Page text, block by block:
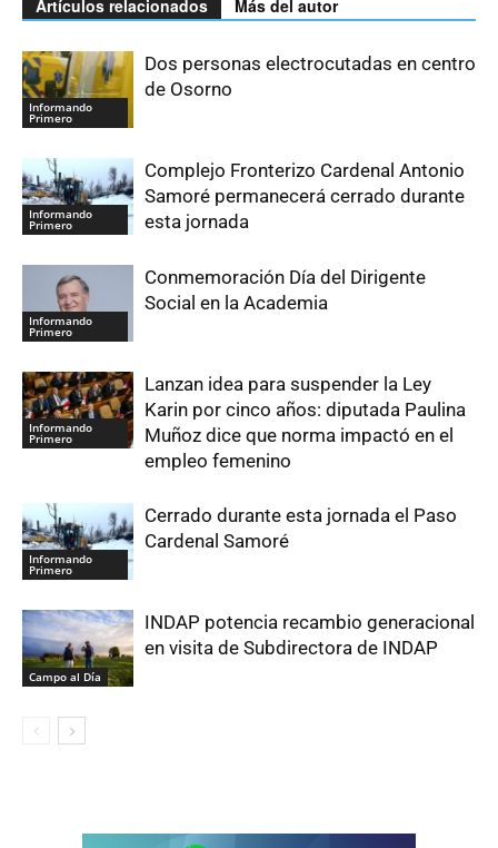
Artículos relacionados Más del autor
Informando
Primero
Dos personas electrocutadas en centro
de Osorno
Informando
Primero
Complejo Fronterizo Cardenal Antonio
Samoré permanecerá cerrado durante
esta jornada
Informando
Primero
Conmemoración Día del Dirigente
Social en la Academia
Informando
Primero
Lanzan idea para suspender la Ley
Karin por cinco años: diputada Paulina
Muñoz dice que norma impactó en el
empleo femenino
Informando
Primero
Cerrado durante esta jornada el Paso
Cardenal Samoré
Campo al Día
INDAP potencia recambio generacional
en visita de Subdirectora de INDAP